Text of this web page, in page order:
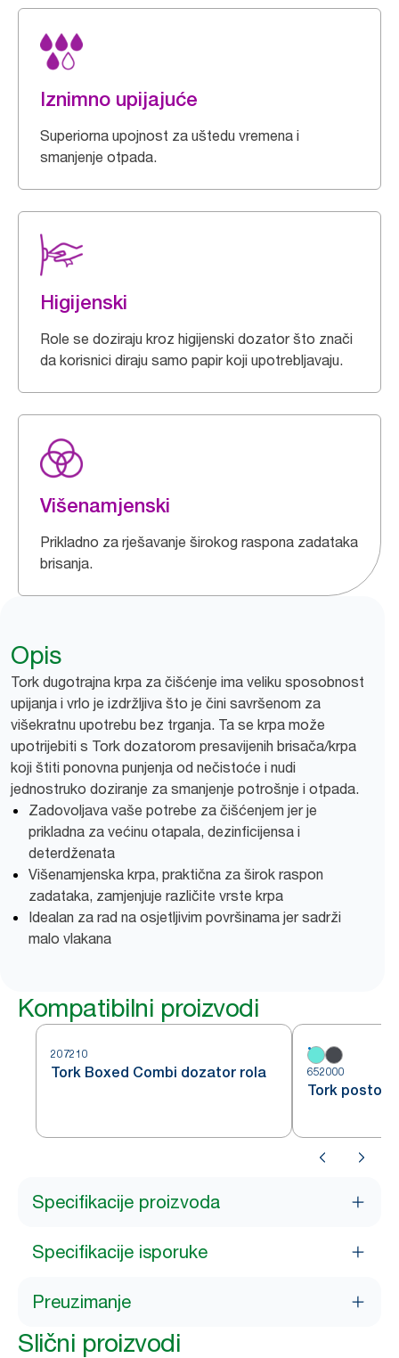
Iznimno upijajuće
Superiorna upojnost za uštedu vremena i
smanjenje otpada.
Higijenski
Role se doziraju kroz higijenski dozator što znači
da korisnici diraju samo papir koji upotrebljavaju.
Višenamjenski
Prikladno za rješavanje širokog raspona zadataka
brisanja.
Opis
Tork dugotrajna krpa za čišćenje ima veliku sposobnost
upijanja i vrlo je izdržljiva što je čini savršenom za
višekratnu upotrebu bez trganja. Ta se krpa može
upotrijebiti s Tork dozatorom presavijenih brisača/krpa
koji štiti ponovna punjenja od nečistoće i nudi
jednostruko doziranje za smanjenje potrošnje i otpada.
Zadovoljava vaše potrebe za čišćenjem jer je
prikladna za većinu otapala, dezinficijensa i
deterdženata
Višenamjenska krpa, praktična za širok raspon
zadataka, zamjenjuje različite vrste krpa
Idealan za rad na osjetljivim površinama jer sadrži
malo vlakana
Kompatibilni proizvodi
207210
Tork Boxed Combi dozator rola 652000
Tork
Specifikacije proizvoda
Specifikacije isporuke
Preuzimanje
Slični proizvodi